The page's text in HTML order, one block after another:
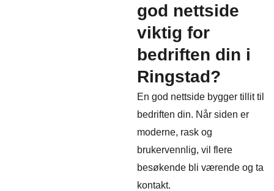
god nettside
viktig for
bedriften din i
Ringstad?
En god nettside bygger tillit til
bedriften din. Når siden er
moderne, rask og
brukervennlig, vil flere
besøkende bli værende og ta
kontakt.